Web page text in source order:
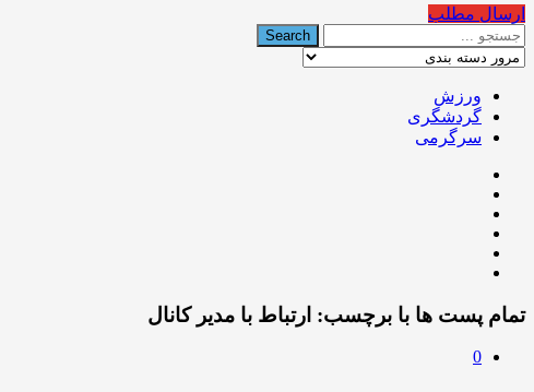
ارسال مطلب
ورزش
گردشگری
سرگرمی
تمام پست ها با برچسب: ارتباط با مدیر کانال
0